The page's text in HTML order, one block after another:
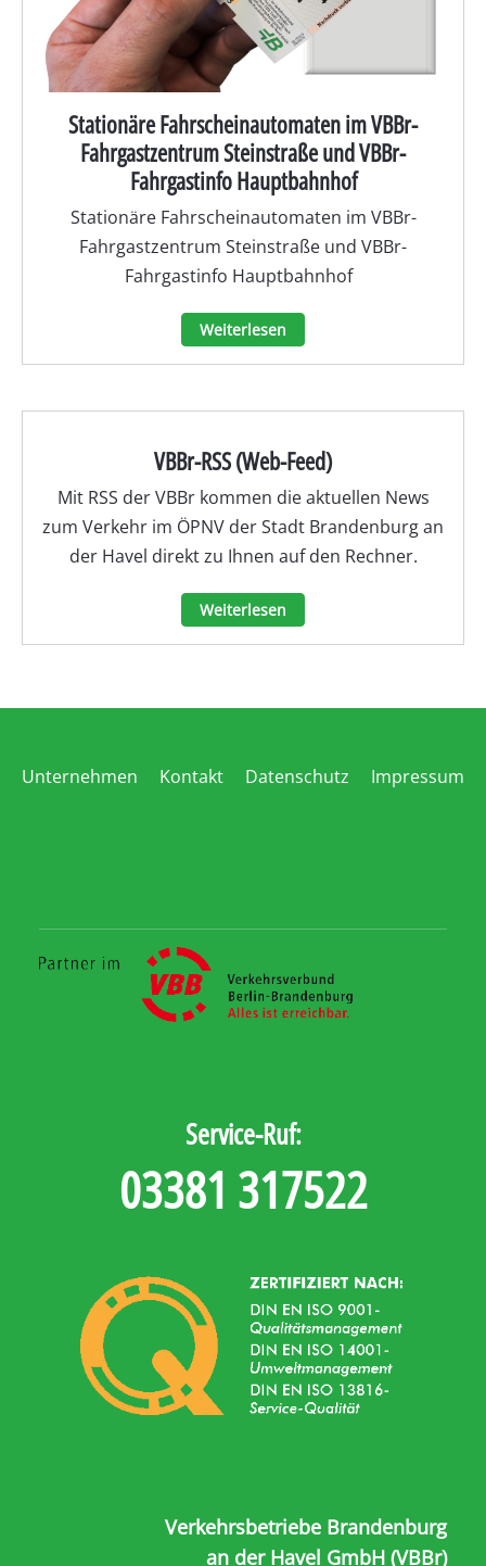
Stationäre Fahrscheinautomaten im VBBr-
Fahrgastzentrum Steinstraße und VBBr-
Fahrgastinfo Hauptbahnhof
Stationäre Fahrscheinautomaten im VBBr-
Fahrgastzentrum Steinstraße und VBBr-
Fahrgastinfo Hauptbahnhof
Weiterlesen
VBBr-RSS (Web-Feed)
Mit RSS der VBBr kommen die aktuellen News
zum Verkehr im ÖPNV der Stadt Brandenburg an
der Havel direkt zu Ihnen auf den Rechner.
Weiterlesen
Unternehmen Kontakt Datenschutz Impressum
Service-Ruf:
03381 317522
Verkehrsbetriebe Brandenburg
an der Havel GmbH (VBBr)